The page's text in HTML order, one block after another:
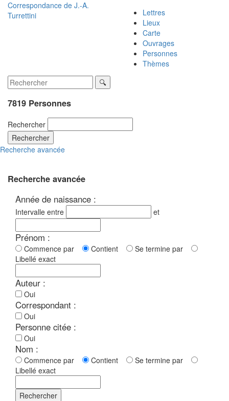
Correspondance de J.-A.
Turrettini
Lettres
Lieux
Carte
Ouvrages
Personnes
Thèmes
7819 Personnes
Rechercher
Rechercher
Recherche avancée
Recherche avancée
Année de naissance :
Intervalle entre et
Prénom :
Commence par Contient
Se termine par
Libellé exact
Auteur :
Oui
Correspondant :
Oui
Personne citée :
Oui
Nom :
Commence par Contient
Se termine par
Libellé exact
Rechercher